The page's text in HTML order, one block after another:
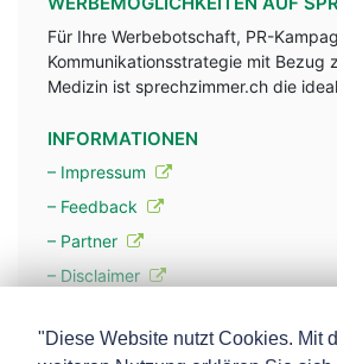
Für Ihre Werbebotschaft, PR-
Kommunikationsstrategie mit Bezug
Medizin ist sprechzimmer.ch die
INFORMATIONEN
– Impressum
– Feedback
– Partner
– Disclaimer
"Diese Website nutzt Cookies. Mit